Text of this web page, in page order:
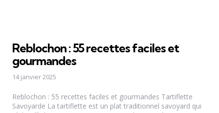
Reblochon : 55 recettes faciles et
gourmandes
14 janvier 2025
Reblochon : 55 recettes faciles et gourmandes Tartiflette
Savoyarde La tartiflette est un plat traditionnel savoyard qui